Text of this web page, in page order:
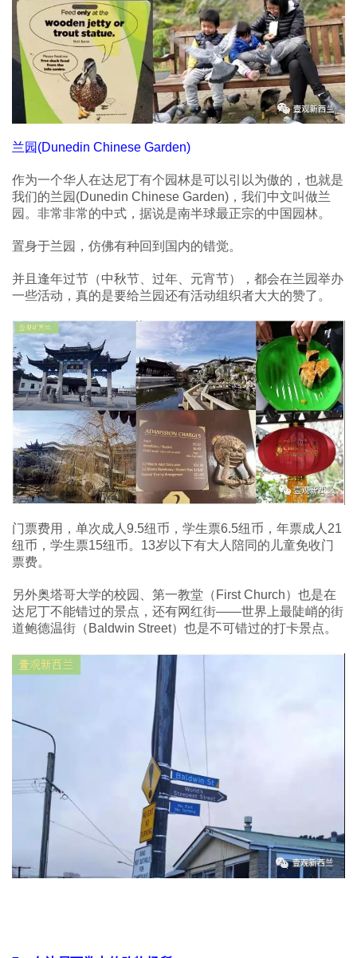
兰园(Dunedin Chinese Garden)
作为一个华人在达尼丁有个园林是可以引以为傲的，也就是
我们的兰园(Dunedin Chinese Garden)，我们中文叫做兰
园。非常非常的中式，据说是南半球最正宗的中国园林。
置身于兰园，仿佛有种回到国内的错觉。
并且逢年过节（中秋节、过年、元宵节），都会在兰园举办
一些活动，真的是要给兰园还有活动组织者大大的赞了。
门票费用，单次成人9.5纽币，学生票6.5纽币，年票成人21
纽币，学生票15纽币。13岁以下有大人陪同的儿童免收门
票费。
另外奥塔哥大学的校园、第一教堂（First Church）也是在
达尼丁不能错过的景点，还有网红街——世界上最陡峭的街
道鲍德温街（Baldwin Street）也是不可错过的打卡景点。